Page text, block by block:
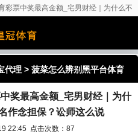
彩票中奖最高金额_宅男财经｜为什么不
代理 > 菠菜怎么辨别黑平台体育
么不可大肆空缺纸上署名作念担
奖最高金额_宅男财经｜为什
作念担保？讼师这么说
22:45 点击次数：87